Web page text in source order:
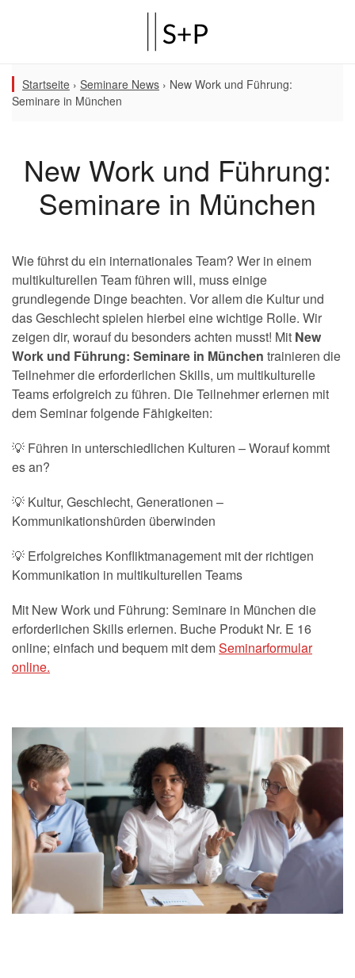
Startseite › Seminare News › New Work und Führung:
Seminare in München
New Work und Führung:
Seminare in München
Wie führst du ein internationales Team? Wer in einem
multikulturellen Team führen will, muss einige
grundlegende Dinge beachten. Vor allem die Kultur und
das Geschlecht spielen hierbei eine wichtige Rolle. Wir
zeigen dir, worauf du besonders achten musst! Mit New
Work und Führung: Seminare in München trainieren die
Teilnehmer die erforderlichen Skills, um multikulturelle
Teams erfolgreich zu führen. Die Teilnehmer erlernen mit
dem Seminar folgende Fähigkeiten:
💡 Führen in unterschiedlichen Kulturen – Worauf kommt
es an?
💡 Kultur, Geschlecht, Generationen –
Kommunikationshürden überwinden
💡 Erfolgreiches Konfliktmanagement mit der richtigen
Kommunikation in multikulturellen Teams
Mit New Work und Führung: Seminare in München die
erforderlichen Skills erlernen. Buche Produkt Nr. E 16
online; einfach und bequem mit demSeminarformular
online.